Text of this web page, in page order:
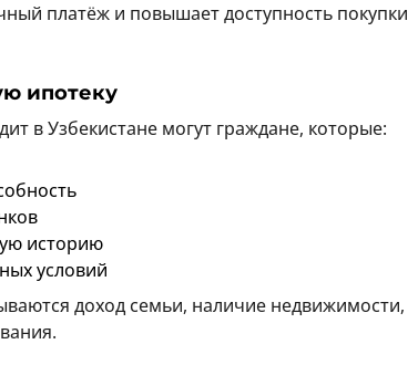
платёж и повышает доступность покупки
ипотеку
в Узбекистане могут граждане, которые:
историю
условий
доход семьи, наличие недвижимости,